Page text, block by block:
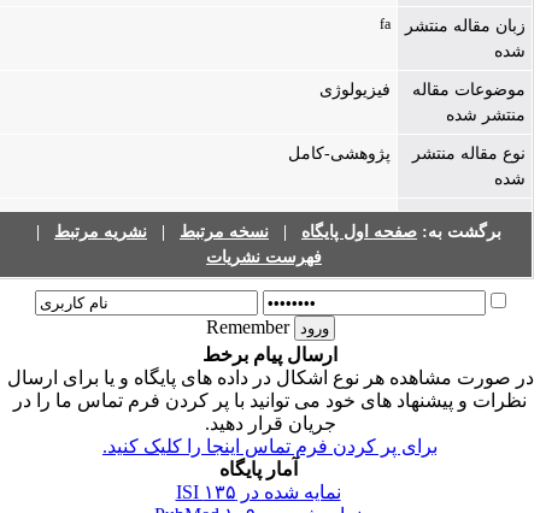
زبان مقاله منتشر
شده
موضوعات مقاله
منتشر شده
فیزیولوژی
نوع مقاله منتشر
شده
پژوهشی-کامل
برگشت به:صفحه اول پایگاه| نسخه مرتبط| نشریه مرتبط|
فهرست نشریات
Remember
ارسال پیام برخط
صورت مشاهده هر نوع اشکال در داده های پایگاه و یا برای ارسال
نظرات و پیشنهاد های خود می توانید با پر کردن فرم تماس ما را در
جریان قرار دهید.
برای پر کردن فرم تماس اینجا را کلیک کنید.
آمار پایگاه
نمایه شده در ISI۱۳۵